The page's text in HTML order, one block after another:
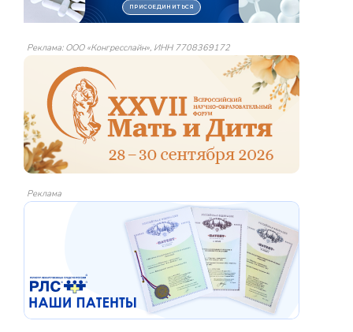
Реклама: ООО «Конгресслайн», ИНН 7708369172
Реклама